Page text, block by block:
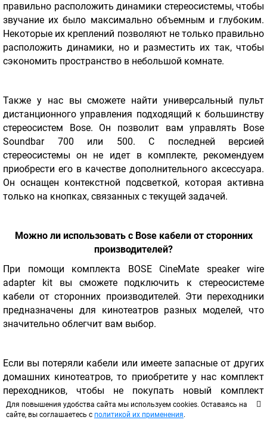
правильно расположить динамики стереосистемы, чтобы
звучание их было максимально объемным и глубоким.
Некоторые их креплений позволяют не только правильно
расположить динамики, но и разместить их так, чтобы
сэкономить пространство в небольшой комнате.
Также у нас вы сможете найти универсальный пульт
дистанционного управления подходящий к большинству
стереосистем Bose. Он позволит вам управлять Bose
Soundbar 700 или 500. С последней версией
стереосистемы он не идет в комплекте, рекомендуем
приобрести его в качестве дополнительного аксессуара.
Он оснащен контекстной подсветкой, которая активна
только на кнопках, связанных с текущей задачей.
Можно ли использовать с Bose кабели от сторонних
производителей?
При помощи комплекта BOSE CineMate speaker wire
adapter kit вы сможете подключить к стереосистеме
кабели от сторонних производителей. Эти переходники
предназначены для кинотеатров разных моделей, что
значительно облегчит вам выбор.
Если вы потеряли кабели или имеете запасные от других
домашних кинотеатров, то приобретите у нас комплект
переходников, чтобы не покупать новый комплект
проводов для стерео. Старайтесь не использовать с
кинотеатром аксессуары низкого качества, чтобы не
Для повышения удобства сайта мы используем cookies. Оставаясь на
сайте, вы соглашаетесь с политикой их применения.